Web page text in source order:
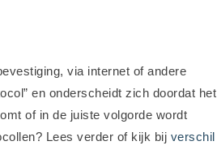
via internet of andere
en onderscheidt zich doordat het
of in de juiste volgorde wordt
Lees verder of kijk bij verschil